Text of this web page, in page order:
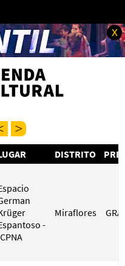
x
DISTRITO
-
Miraflores